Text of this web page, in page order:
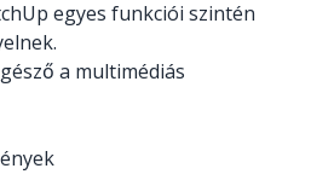
egyes funkciói szintén
a multimédiás